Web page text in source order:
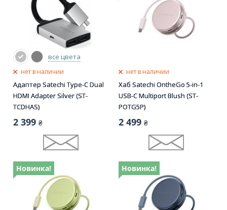
все цвета
нет в наличии
Адаптер Satechi Type-C Dual
HDMI Adapter Silver (ST-
TCDHAS)
2 399 ₴
нет в наличии
Хаб Satechi OntheGo 5-in-1
USB-C Multiport Blush (ST-
POTG5P)
2 499 ₴
Новинка! Новинка!